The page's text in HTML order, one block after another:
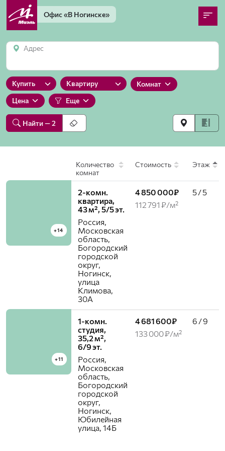
Офис«В Ногинске»
Адрес
Купить Квартиру
Комнат
Цена
Еще
Найти— 2
Количество
комнат
Стоимость Этаж
+14
2-комн.
квартира,
43 м², 5/5 эт.
Россия,
Московская
область,
Богородский
городской
округ,
Ногинск,
улица
Климова,
30А
4 850 000₽
112 791 ₽/м²
5 / 5
+11
1-комн.
студия,
35,2 м²,
6/9 эт.
Россия,
Московская
область,
Богородский
городской
округ,
Ногинск,
Юбилейная
улица, 14Б
4 681 600₽
133 000 ₽/м²
6 / 9